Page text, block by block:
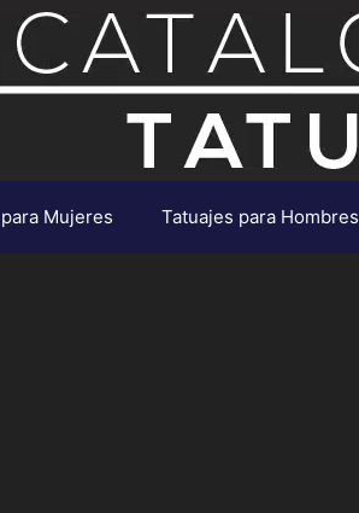
Mujeres Tatuajes para Hombres